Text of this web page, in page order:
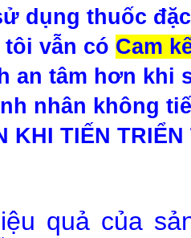
dụng thuốc
vẫn có Cam
an tâm hơn khi
nhân không
TIẾN TRIỂN
quả của